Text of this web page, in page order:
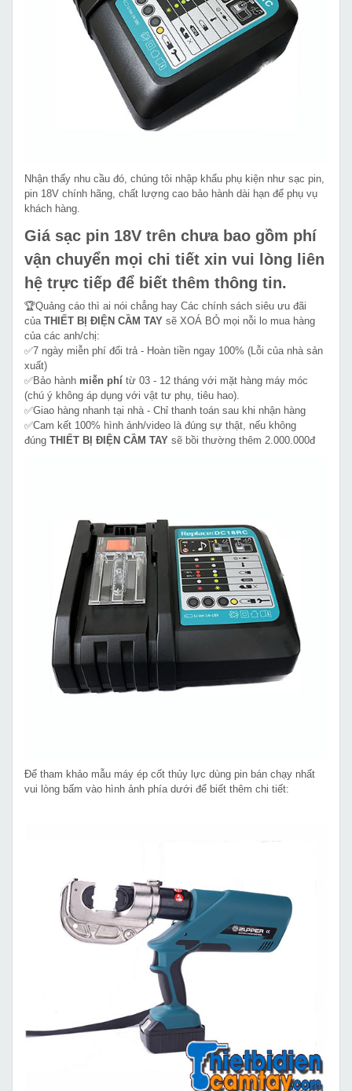
Nhận thấy nhu cầu đó, chúng tôi nhập khẩu phụ kiện như sạc pin,
pin 18V chính hãng, chất lượng cao bảo hành dài hạn để phụ vụ
khách hàng.
Giá sạc pin 18V trên chưa bao gồm phí
vận chuyển mọi chi tiết xin vui lòng liên
hệ trực tiếp để biết thêm thông tin.
🏆Quảng cáo thì ai nói chẳng hay Các chính sách siêu ưu đãi
của THIẾT BỊ ĐIỆN CẦM TAY sẽ XOÁ BỎ mọi nỗi lo mua hàng
của các anh/chị:
✅7 ngày miễn phí đổi trả - Hoàn tiền ngay 100% (Lỗi của nhà sản
xuất)
✅Bảo hành miễn phí từ 03 - 12 tháng với mặt hàng máy móc
(chú ý không áp dụng với vật tư phụ, tiêu hao).
✅Giao hàng nhanh tại nhà - Chỉ thanh toán sau khi nhận hàng
✅Cam kết 100% hình ảnh/video là đúng sự thật, nếu không
đúng THIẾT BỊ ĐIỆN CẦM TAY sẽ bồi thường thêm 2.000.000đ
Để tham khảo mẫu máy ép cốt thủy lực dùng pin bán chạy nhất
vui lòng bấm vào hình ảnh phía dưới để biết thêm chi tiết: